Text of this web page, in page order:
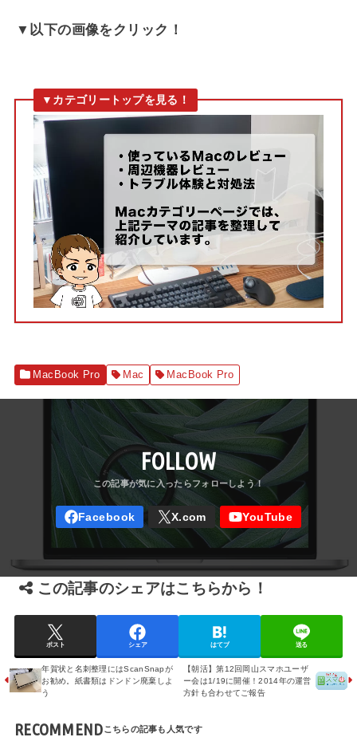
▼以下の画像をクリック！
MacBook Pro Mac MacBook Pro
FOLLOW
この記事のシェアはこちらから！
ポスト シェア はてブ 送る
年賀状と名刺整理にはScanSnapが
お勧め。紙書類はドンドン廃棄しよ
う
【朝活】第12回岡山スマホユーザ
ー会は1/19に開催！2014年の運営
方針も合わせてご報告
RECOMMEND